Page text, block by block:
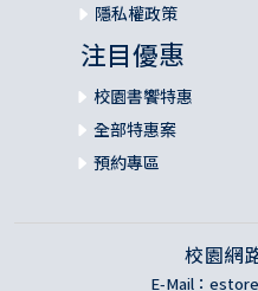
攀親引戚妖言惑眾，盲從
自視完美功虧一簣，真心
-14節）
第二十一計 瞞天過海
為利鬩牆不顧親情，裝模
為娶嬌妻忍受風霜，二十
窥探陣地險象叢生，紅繩
4節，六章1-27節）
隱私權政策
注目優惠
校園書饗特惠
全部特惠案
預約專區
校園網
E-Mail：